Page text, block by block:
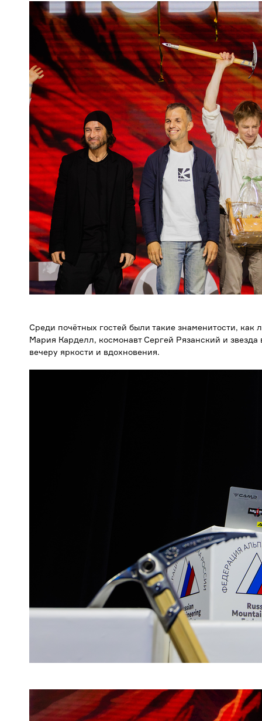
Среди почётных гостей были такие знаменитости,
Мария Карделл, космонавт Сергей Рязанский и
вечеру яркости и вдохновения.